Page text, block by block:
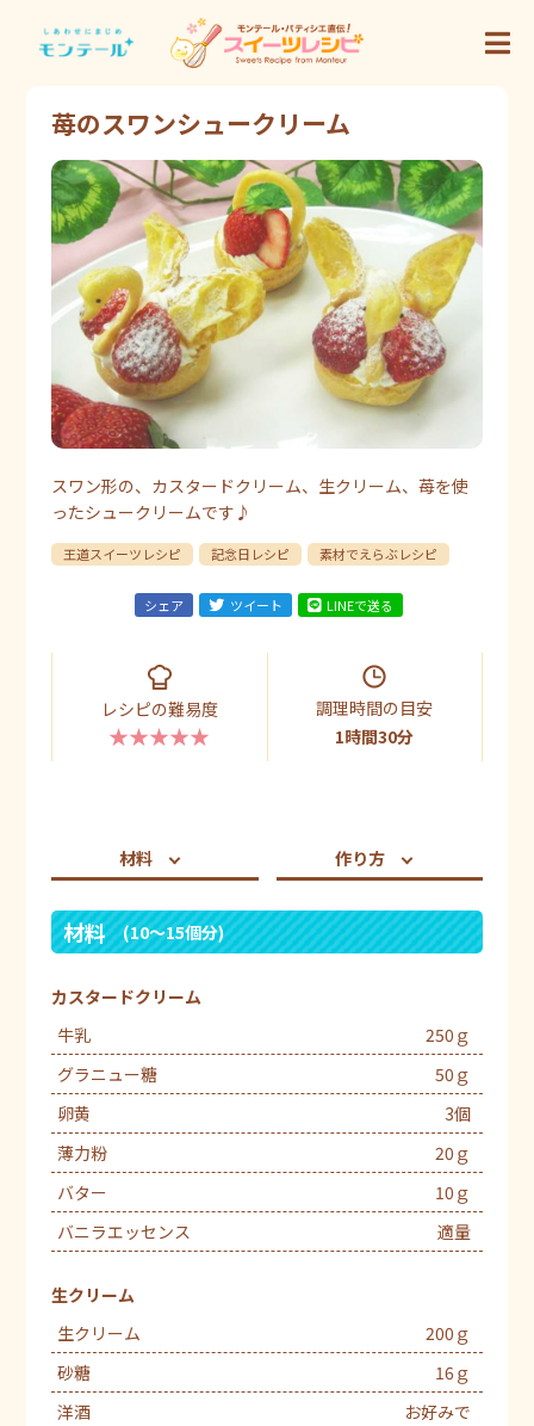
苺のスワンシュークリーム
スワン形の、カスタードクリーム、生クリーム、苺を使
ったシュークリームです♪
王道スイーツレシピ 記念日レシピ 素材でえらぶレシピ
シェア ツイート LINEで送る
レシピの難易度
★★★★★
調理時間の目安
1時間30分
材料 作り方
材料 (10～15個分)
カスタードクリーム
牛乳
250ｇ
グラニュー糖
50ｇ
卵黄
3個
薄力粉
20ｇ
バター
10ｇ
バニラエッセンス
適量
生クリーム
生クリーム
200ｇ
砂糖
16ｇ
洋酒
お好みで